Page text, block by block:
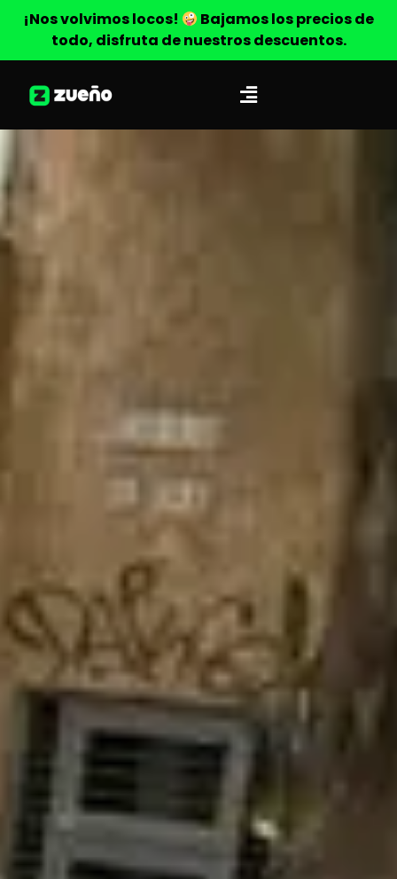
¡Nos volvimos locos!
Bajamos los precios de
todo, disfruta de nuestros descuentos.